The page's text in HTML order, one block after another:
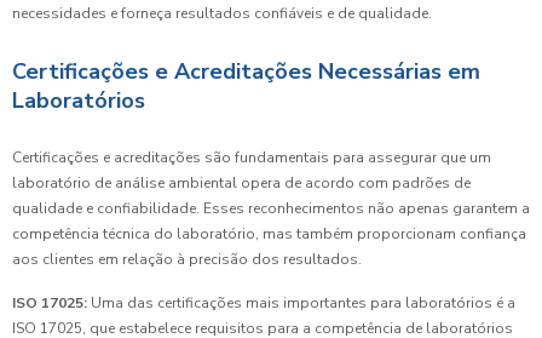
necessidades e forneça resultados confiáveis e de qualidade.
Certificações e Acreditações Necessárias em
Laboratórios
Certificações e acreditações são fundamentais para assegurar que um
laboratório de análise ambiental opera de acordo com padrões de
qualidade e confiabilidade. Esses reconhecimentos não apenas garantem a
competência técnica do laboratório, mas também proporcionam confiança
aos clientes em relação à precisão dos resultados.
ISO 17025: Uma das certificações mais importantes para laboratórios é a
ISO 17025, que estabelece requisitos para a competência de laboratórios